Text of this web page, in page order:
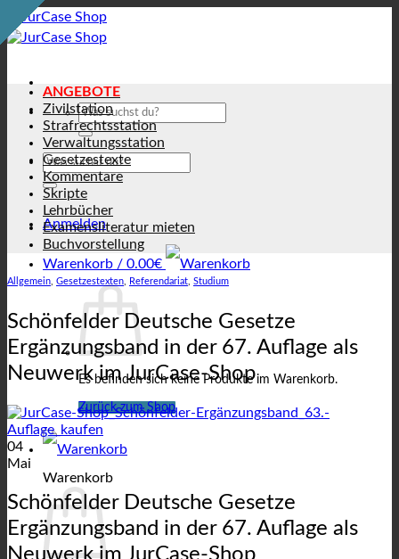
Zum
Inhalt
springen
Suchen
nach:
Suchen
nach:
Anmelden
Warenkorb / 0.00€
Es befinden sich keine Produkte im Warenkorb.
Zurück zum Shop
Warenkorb
ANGEBOTE
Zivilstation
Strafrechtsstation
Verwaltungsstation
Gesetzestexte
Kommentare
Skripte
Lehrbücher
Examensliteratur mieten
Buchvorstellung
Allgemein Gesetzestexten Referendariat Studium
Schönfelder Deutsche Gesetze
Ergänzungsband in der 67. Auflage als
Neuwerk im JurCase-Shop
04
Mai
Schönfelder Deutsche Gesetze
Ergänzungsband in der 67. Auflage als
Neuwerk im JurCase-Shop